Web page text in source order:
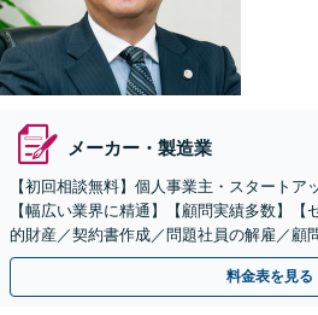
メーカー・製造業
【初回相談無料】個人事業主・スタートア
【幅広い業界に精通】【顧問実績多数】【
的財産／契約書作成／問題社員の解雇／顧
営をサポートします【土日祝・夜間対応】
料金表を見る